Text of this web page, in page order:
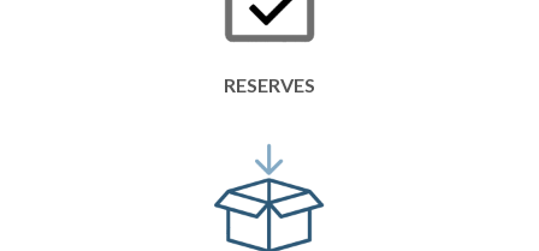
RESERVES